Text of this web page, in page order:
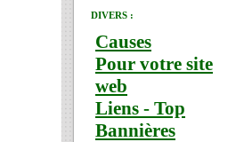
DIVERS :
Causes
Pour votre site
web
Liens - Top
Bannières